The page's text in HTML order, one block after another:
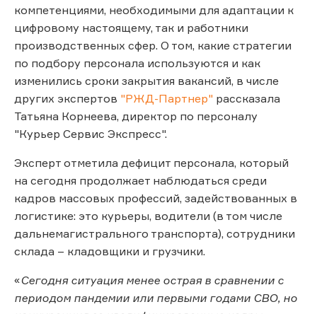
компетенциями, необходимыми для адаптации к
цифровому настоящему, так и работники
производственных сфер. О том, какие стратегии
по подбору персонала используются и как
изменились сроки закрытия вакансий, в числе
других экспертов "РЖД-Партнер" рассказала
Татьяна Корнеева, директор по персоналу
"Курьер Сервис Экспресс".
Эксперт отметила дефицит персонала, который
на сегодня продолжает наблюдаться среди
кадров массовых профессий, задействованных в
логистике: это курьеры, водители (в том числе
дальнемагистрального транспорта), сотрудники
склада – кладовщики и грузчики.
«Сегодня ситуация менее острая в сравнении с
периодом пандемии или первыми годами СВО, но